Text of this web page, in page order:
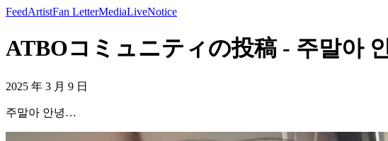
FeedArtistFan LetterMediaLiveNotice
ATBOコミュニティの投稿 - 주말아
2025 年 3 月 9 日
주말아 안녕…